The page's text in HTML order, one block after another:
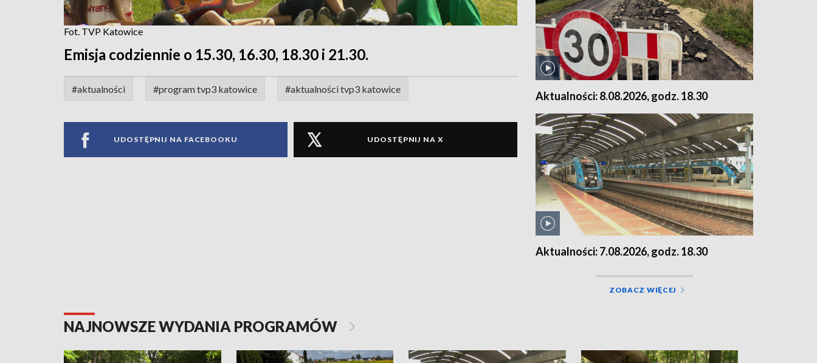
Fot. TVP Katowice
Emisja codziennie o 15.30, 16.30, 18.30 i 21.30.
#aktualności #program tvp3 katowice #aktualności tvp3 katowice
UDOSTĘPNIJ NA FACEBOOKU UDOSTĘPNIJ NA X
Aktualności: 8.08.2026, godz. 18.30
Aktualności: 7.08.2026, godz. 18.30
ZOBACZ WIĘCEJ
NAJNOWSZE WYDANIA PROGRAMÓW